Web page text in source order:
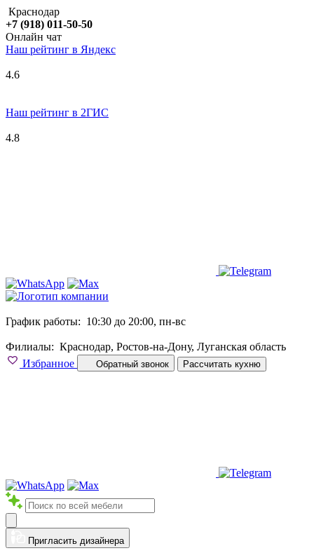
Краснодар
+7 (918) 011-50-50
Онлайн чат
Наш рейтинг в Яндекс
4.6
Наш рейтинг в 2ГИС
4.8
График работы: 10:30 до 20:00, пн-вс
Филиалы: Краснодар, Ростов-на-Дону, Луганская область
Избранное
Обратный звонок Рассчитать кухню
Пригласить дизайнера